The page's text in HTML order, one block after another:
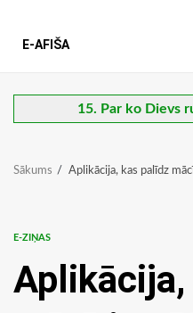
E-AFIŠA
15. Par ko Dievs
Sākums Aplikācija, kas palīdz
E-ZIŅAS